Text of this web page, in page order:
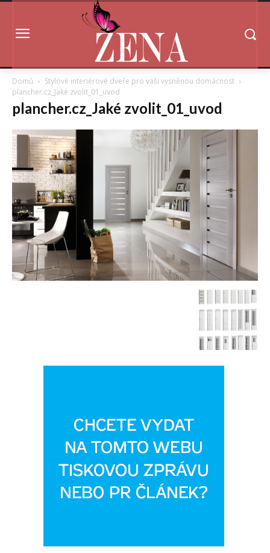
Domů
Stylové interiérové dveře pro vaši vysněnou domácnost
plancher.cz_Jaké zvolit_01_uvod
plancher.cz_Jaké zvolit_01_uvod